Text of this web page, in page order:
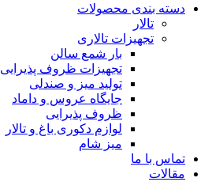
دسته بندی محصولات
تالار
تجهیزات تالاری
بار شمع سالن
تجهیزات ظروف پذیرایی
تولید میز و صندلی
جایگاه عروس و داماد
ظروف پذیرایی
لوازم دکوری باغ و تالار
میز شام
تماس با ما
مقالات